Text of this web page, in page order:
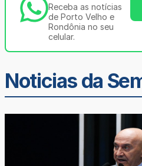
Receba as notícias
de Porto Velho e
Rondônia no seu
celular.
Noticias da